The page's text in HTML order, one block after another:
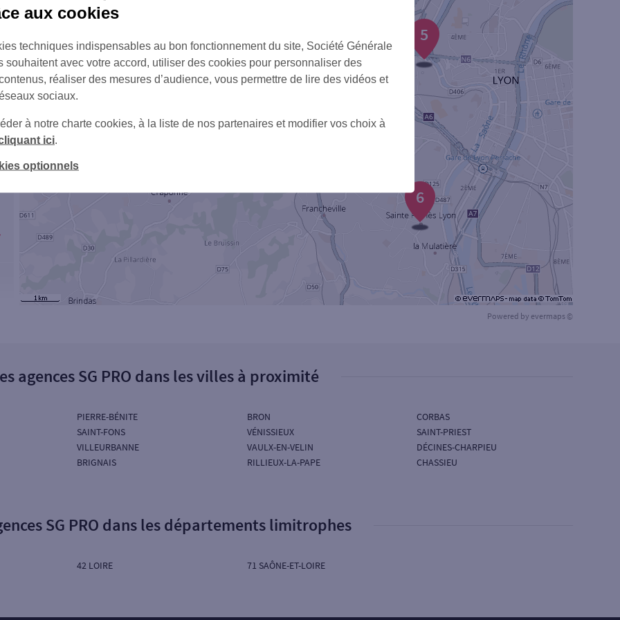
6
5
1
Powered by evermaps ©
agences SG PRO dans les villes à proximité
PIERRE-BÉNITE
SAINT-FONS
VILLEURBANNE
BRIGNAIS
BRON
VÉNISSIEUX
VAULX-EN-VELIN
RILLIEUX-LA-PAPE
CORBAS
SAINT-PRIEST
DÉCINES-CHARPIEU
CHASSIEU
SG PRO dans les départements limitrophes
42 LOIRE 71 SAÔNE-ET-LOIRE
aux cookies
techniques indispensables au bon fonctionnement du site, Société Générale
souhaitent avec votre accord, utiliser des cookies pour personnaliser des
réaliser des mesures d’audience, vous permettre de lire des vidéos et
sociaux.
à notre charte cookies, à la liste de nos partenaires et modifier vos choix à
ici.
optionnels